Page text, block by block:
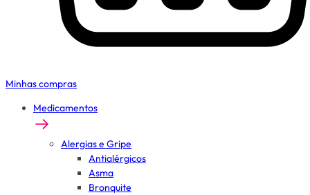
Minhas compras
Medicamentos
Alergias e Gripe
Antialérgicos
Asma
Bronquite